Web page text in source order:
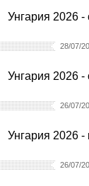
Унгария 2026 -
28/07/
Унгария 2026 -
26/07/
Унгария 2026
26/07/